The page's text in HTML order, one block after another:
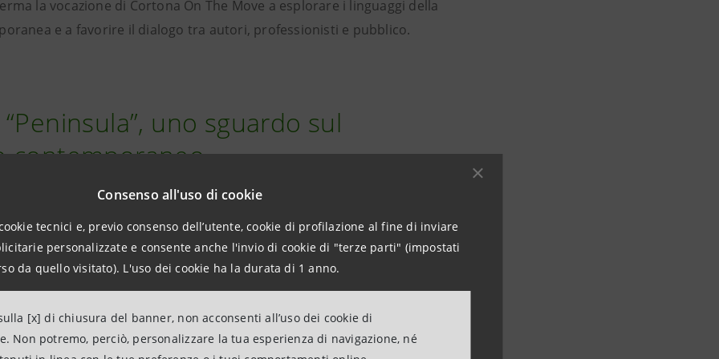
Consenso all'uso di cookie
tecnici e, previo consenso dell’utente, cookie di profilazione al fine di inviare
personalizzate e consente anche l'invio di cookie di "terze parti" (impostati
da quello visitato). L'uso dei cookie ha la durata di 1 anno.
[x] di chiusura del banner, non acconsenti all’uso dei cookie di
Non potremo, perciò, personalizzare la tua esperienza di navigazione, né
la vocazione di Cortona On The Move a esplorare i linguaggi della
e a favorire il dialogo tra autori, professionisti e pubblico.
uno sguardo sul
contemporaneo
dell’edizione 2026figuraPeninsula, una speciale committenza
Renata Ferrie realizzata in partnership conIntesa Sanpaolo - Gallerie
CR Firenze. Ospitata negli spazi della Fortezza del Girifalco, la mostra